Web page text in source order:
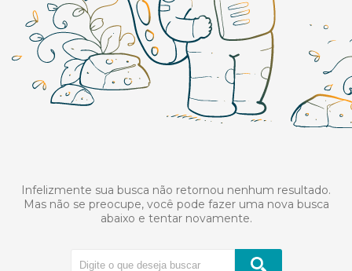
Infelizmente sua busca não retornou nenhum resultado.
Mas não se preocupe, você pode fazer uma nova busca
abaixo e tentar novamente.